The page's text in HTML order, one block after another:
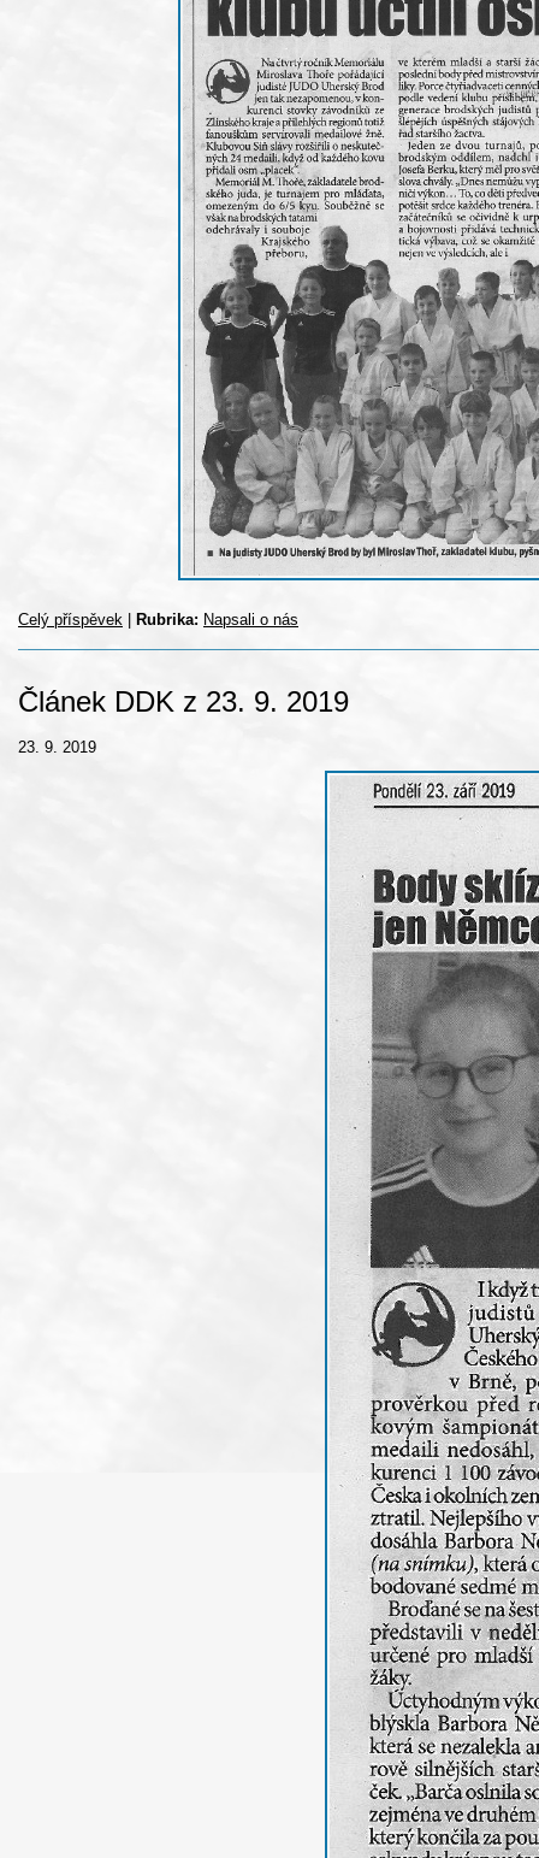
Celý příspěvek Rubrika: Napsali o nás
Článek DDK z 23. 9. 2019
23. 9. 2019